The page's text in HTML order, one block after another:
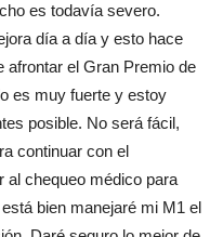
es todavía severo.
día a día y esto hace
afrontar el Gran Premio de
es muy fuerte y estoy
posible. No será fácil,
continuar con el
al chequeo médico para
bien manejaré mi M1 el